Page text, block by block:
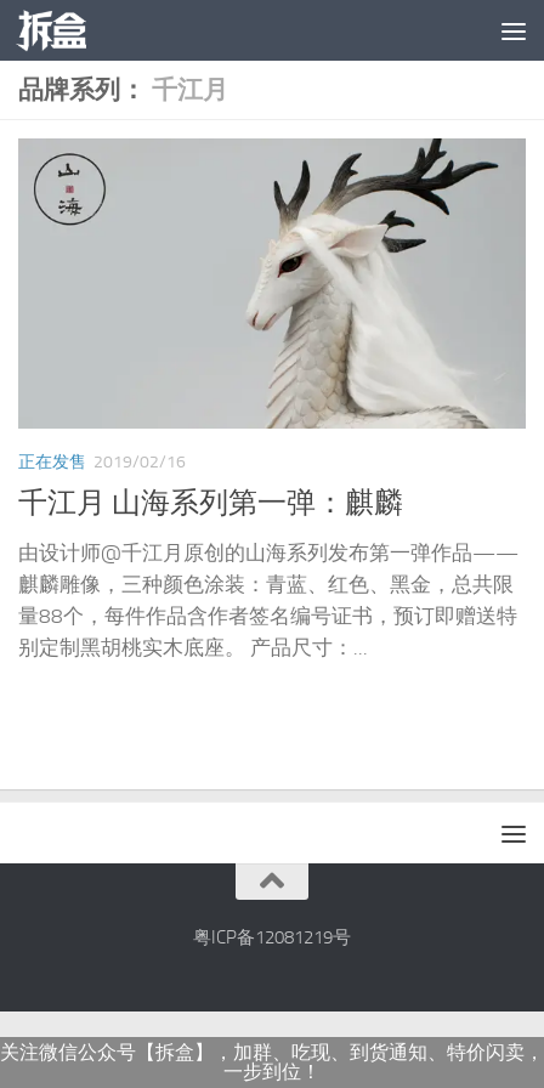
跳至内容
品牌系列： 千江月
正在发售 2019/02/16
千江月 山海系列第一弹：麒麟
由设计师@千江月原创的山海系列发布第一弹作品——
麒麟雕像，三种颜色涂装：青蓝、红色、黑金，总共限
量88个，每件作品含作者签名编号证书，预订即赠送特
别定制黑胡桃实木底座。 产品尺寸：...
粤ICP备12081219号
关注微信公众号【拆盒】，加群、吃现、到货通知、特价闪卖，
一步到位！